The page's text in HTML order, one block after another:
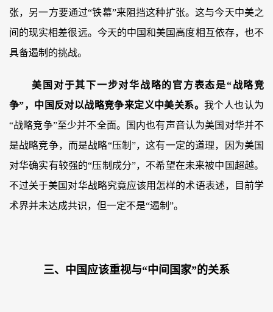
张，另一方要通过“铁幕”来阻挡这种扩张。这与今天中美之
间的现实相差很远。今天的中国和美国高度相互依存，也不
具备遏制的挑战。
美国对于其下一步对华战略的官方表态是“战略竞
争”，中国反对以战略竞争来定义中美关系。 我个人也认为
“战略竞争”至少并不全面。国内也有声音认为美国对华并不
是战略竞争，而是战略“压制”，这有一定的道理，因为美国
对华确实有较强的“压制成分”，不希望在未来被中国超越。
不过关于美国对华战略究竟应该用怎样的术语表述，目前学
术界并未达成共识，但一定不是“遏制”。
三、中国应该重视与“中间国家”的关系